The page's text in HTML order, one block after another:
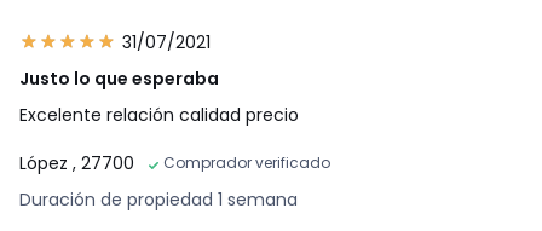
31/07/2021
Justo lo que esperaba
Excelente relación calidad precio
López , 27700 Comprador verificado
Duración de propiedad 1 semana